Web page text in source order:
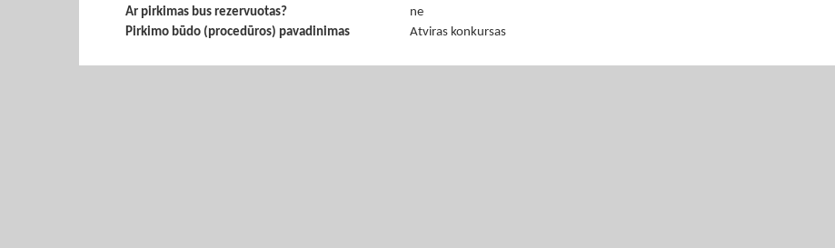
Ar pirkimas bus rezervuotas?
ne
Pirkimo būdo (procedūros) pavadinimas
Atviras konkursas